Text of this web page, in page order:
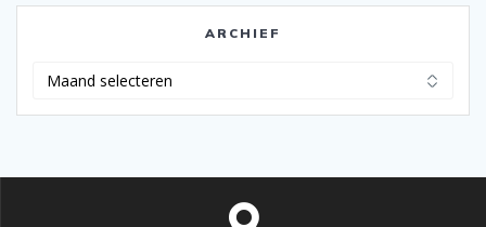
ARCHIEF